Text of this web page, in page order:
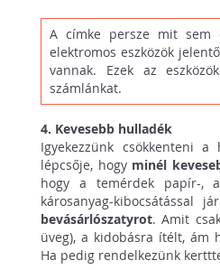
A címke persze mit sem
elektromos eszközök
vannak. Ezek az
számlánkat.
4. Kevesebb hulladék
Igyekezzünk csökkenteni
lépcsője, hogy minél
hogy a temérdek papír-,
károsanyag-kibocsátással
bevásárlószatyrot. Amit
üveg), a kidobásra ítélt, ám
Ha pedig rendelkezünk